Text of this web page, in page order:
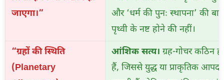
जाएगा।”
और ‘धर्म की पुनः स्थापना’ की
पृथ्वी के नष्ट होने की नहीं।
“ग्रहों की स्थिति
(Planetary
आंशिक सत्य। ग्रह-गोचर कठिन
हैं, जिससे युद्ध या प्राकृतिक